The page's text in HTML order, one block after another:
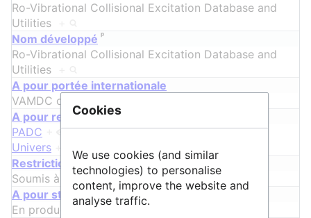
Ro-Vibrational Collisional Excitation Database and
Utilities
Nom développé ᵖ
Ro-Vibrational Collisional Excitation Database and
Utilities
A pour portée internationale
VAMDC consortium (
A pour relation
PADC
,F-VAMDC + etCNRS Terre &
Univers
Restrictions au dépôt ᵖ
Soumis à étude et validation+
A pour statut
En production +
Cookies
We use cookies (and similar
technologies) to personalise
content, improve the website and
analyse traffic.